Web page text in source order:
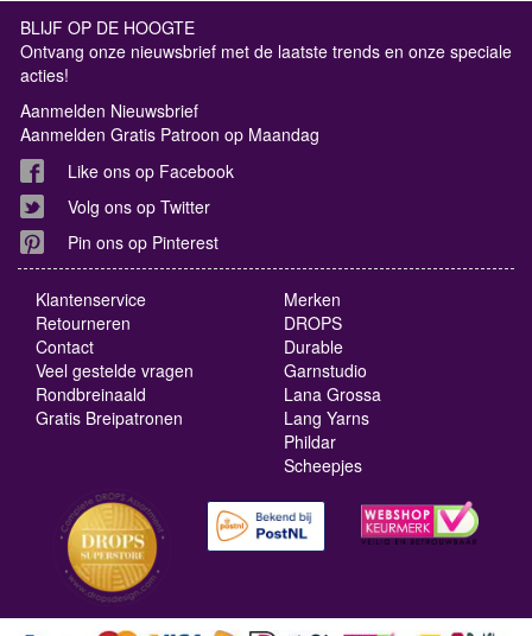
BLIJF OP DE HOOGTE
Ontvang onze nieuwsbrief met de laatste trends en onze speciale
acties!
Aanmelden Nieuwsbrief
Aanmelden Gratis Patroon op Maandag
Like ons op Facebook
Volg ons op Twitter
Pin ons op Pinterest
Klantenservice
Retourneren
Contact
Veel gestelde vragen
Rondbreinaald
Gratis Breipatronen
Merken
DROPS
Durable
Garnstudio
Lana Grossa
Lang Yarns
Phildar
Scheepjes